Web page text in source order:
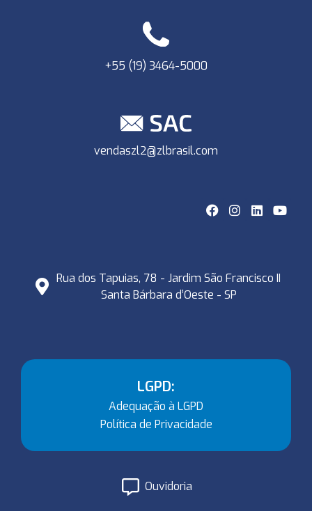
+55 (19) 3464-5000
vendaszl2@zlbrasil.com
Rua dos Tapuias, 78 - Jardim São Francisco II
Santa Bárbara d’Oeste - SP
LGPD:
Adequação à LGPD
Política de Privacidade
Ouvidoria